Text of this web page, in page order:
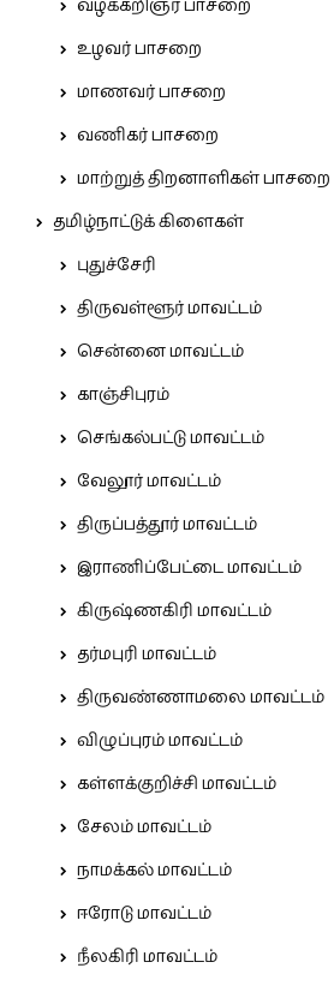
வழக்கறிஞர் பாசறை
உழவர் பாசறை
மாணவர் பாசறை
வணிகர் பாசறை
மாற்றுத் திறனாளிகள் பாசறை
தமிழ்நாட்டுக் கிளைகள்
புதுச்சேரி
திருவள்ளூர் மாவட்டம்
சென்னை மாவட்டம்
காஞ்சிபுரம்
செங்கல்பட்டு மாவட்டம்
வேலூர் மாவட்டம்
திருப்பத்தூர் மாவட்டம்
இராணிப்பேட்டை மாவட்டம்
கிருஷ்ணகிரி மாவட்டம்
தர்மபுரி மாவட்டம்
திருவண்ணாமலை மாவட்டம்
விழுப்புரம் மாவட்டம்
கள்ளக்குறிச்சி மாவட்டம்
சேலம் மாவட்டம்
நாமக்கல் மாவட்டம்
ஈரோடு மாவட்டம்
நீலகிரி மாவட்டம்